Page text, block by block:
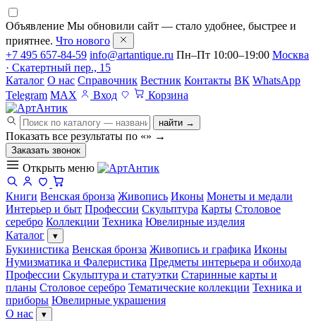
Объявление Мы обновили сайт — стало удобнее, быстрее и
приятнее. Что нового
+7 495 657-84-59 info@artantique.ru Пн–Пт 10:00–19:00 Москва
· Скатертный пер., 15
Каталог О нас Справочник Вестник Контакты ВК WhatsApp
Telegram MAX Вход Корзина
найти →
Показать все результаты по «» →
Заказать звонок
Открыть меню
Книги Венская бронза Живопись Иконы Монеты и медали
Интерьер и быт Профессии Скульптура Карты Столовое
серебро Коллекции Техника Ювелирные изделия
Каталог
▾
Букинистика Венская бронза Живопись и графика Иконы
Нумизматика и Фалеристика Предметы интерьера и обихода
Профессии Скульптура и статуэтки Старинные карты и
планы Столовое серебро Тематические коллекции Техника и
приборы Ювелирные украшения
О нас
▾